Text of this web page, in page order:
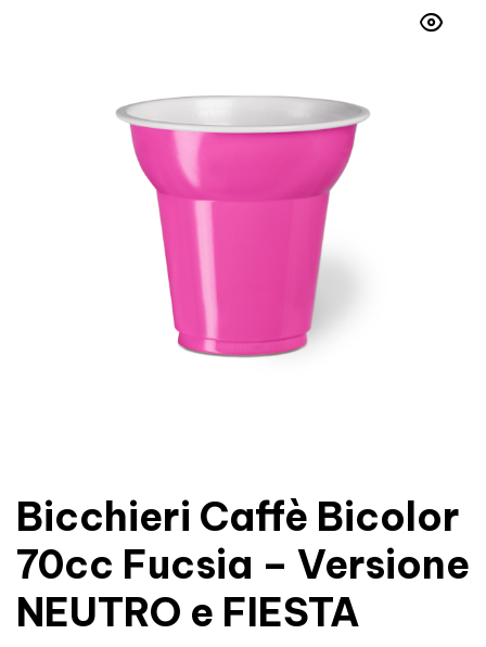
Bicchieri Caffè Bicolor
70cc Fucsia – Versione
NEUTRO e FIESTA